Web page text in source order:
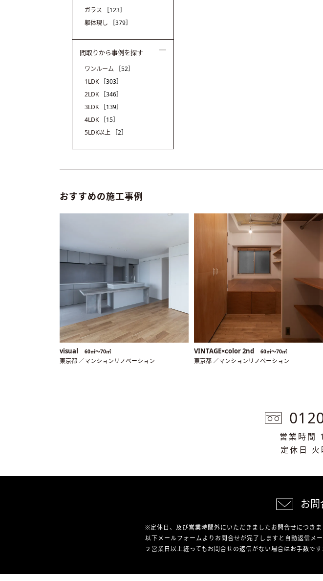
ガラス
［123］
躯体現し
［379］
間取りから事例を探す
ワンルーム
［52］
1LDK
［303］
2LDK
［346］
3LDK
［139］
4LDK
［15］
5LDK以上
［2］
おすすめの施工事例
visual 60㎡〜70㎡
東京都 ／マンションリノベーション
VINTAGE×color 2nd 60㎡〜70㎡
東京都 ／マンションリノベーション
営業時間
定休日 火
お
※定休日、及び営業時間外にいただきましたお問合せにつき
以下メールフォームよりお問合せが完了しますと自動返信メ
２営業日以上経ってもお問合せの返信がない場合はお手数で